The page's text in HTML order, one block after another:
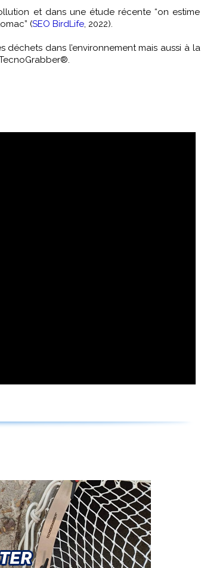
et dans une étude récente “on estime
(SEO BirdLife, 2022).
dans l’environnement mais aussi à la